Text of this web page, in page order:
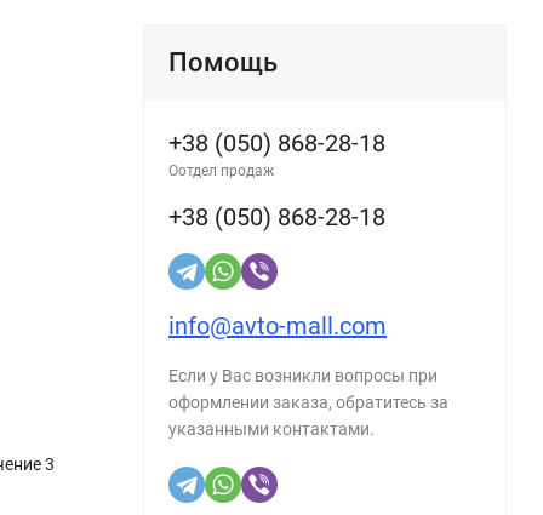
3
Помощь
+38 (050) 868-28-18
Оотдел продаж
+38 (050) 868-28-18
info@avto-mall.com
Если у Вас возникли вопросы при
оформлении заказа, обратитесь за
указанными контактами.